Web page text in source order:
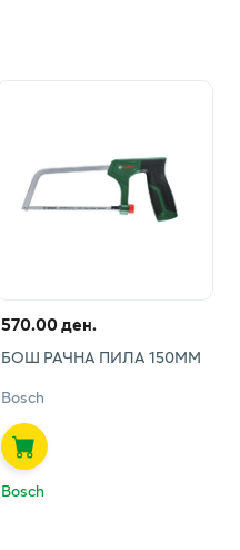
570.00 ден.
БОШ РАЧНА ПИЛА 150ММ
Bosch
Bosch